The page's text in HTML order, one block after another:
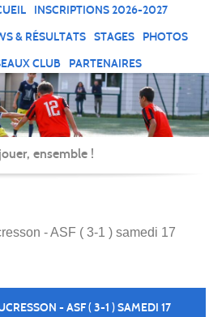
INSCRIPTIONS 2026-2027
& RÉSULTATS
STAGES
PHOTOS
CLUB
PARTENAIRES
ensemble !
- ASF ( 3-1 ) samedi 17
- ASF ( 3-1 ) SAMEDI 17